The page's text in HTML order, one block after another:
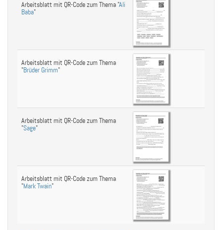
Arbeitsblatt mit QR-Code zum Thema "Ali
Baba"
Arbeitsblatt mit QR-Code zum Thema
"Brüder Grimm"
Arbeitsblatt mit QR-Code zum Thema
"Sage"
Arbeitsblatt mit QR-Code zum Thema
"Mark Twain"